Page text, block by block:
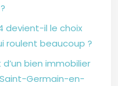
devient-il le choix
roulent beaucoup ?
bien immobilier
Germain-en-